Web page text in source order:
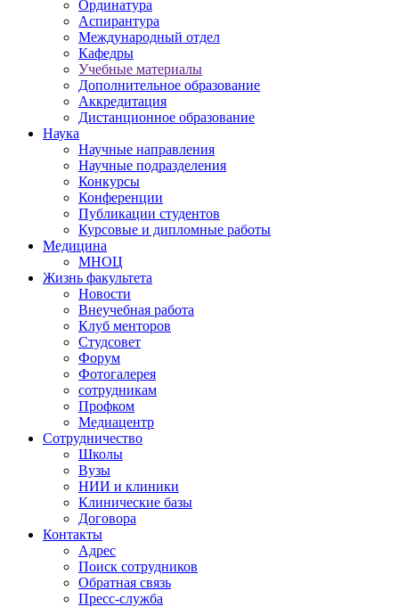
Ординатура
Аспирантура
Международный отдел
Кафедры
Учебные материалы
Дополнительное образование
Аккредитация
Дистанционное образование
Наука
Научные направления
Научные подразделения
Конкурсы
Конференции
Публикации студентов
Курсовые и дипломные работы
Медицина
МНОЦ
Жизнь факультета
Новости
Внеучебная работа
Клуб менторов
Студсовет
Форум
Фотогалерея
сотрудникам
Профком
Медиацентр
Сотрудничество
Школы
Вузы
НИИ и клиники
Клинические базы
Договора
Контакты
Адрес
Поиск сотрудников
Обратная связь
Пресс-служба